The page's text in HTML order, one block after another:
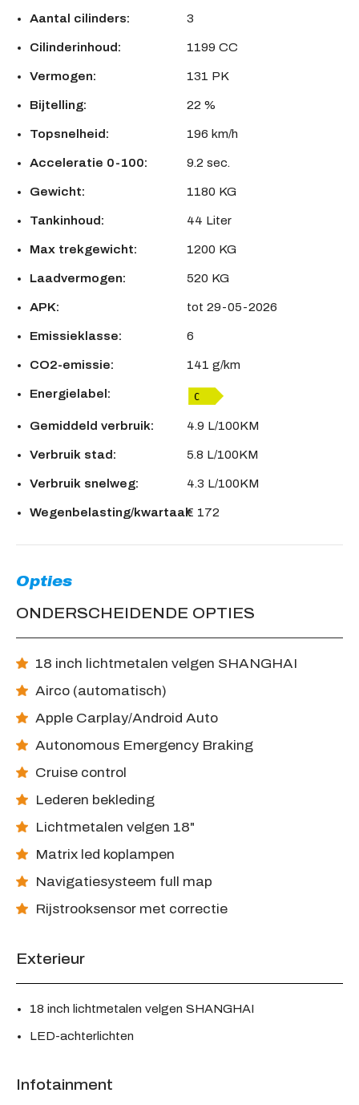
Aantal cilinders: 3
Cilinderinhoud: 1199 CC
Vermogen: 131 PK
Bijtelling: 22 %
Topsnelheid: 196 km/h
Acceleratie 0-100: 9.2 sec.
Gewicht: 1180 KG
Tankinhoud: 44 Liter
Max trekgewicht: 1200 KG
Laadvermogen: 520 KG
APK: tot 29-05-2026
Emissieklasse: 6
CO2-emissie: 141 g/km
Energielabel:
Gemiddeld verbruik: 4.9 L/100KM
Verbruik stad: 5.8 L/100KM
Verbruik snelweg: 4.3 L/100KM
Wegenbelasting/kwartaal:€ 172
Opties
ONDERSCHEIDENDE OPTIES
18 inch lichtmetalen velgen SHANGHAI
Airco (automatisch)
Apple Carplay/Android Auto
Autonomous Emergency Braking
Cruise control
Lederen bekleding
Lichtmetalen velgen 18"
Matrix led koplampen
Navigatiesysteem full map
Rijstrooksensor met correctie
Exterieur
18 inch lichtmetalen velgen SHANGHAI
LED-achterlichten
Infotainment